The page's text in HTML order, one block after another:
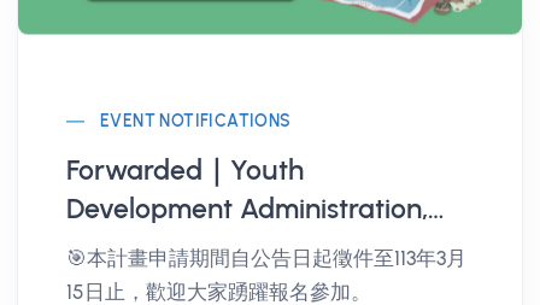
EVENT NOTIFICATIONS
Forwarded｜Youth
Development Administration,
Ministry of Education 2024
Youth Travel Taiwan - Seeking
🎯本計畫申請期間自公告日起徵件至113年3月
15日止，歡迎大家踴躍報名參加。